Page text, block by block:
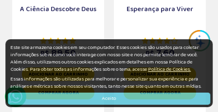
A Ciência Descobre Deus
R$89,50
ADICIONAR AO CARRINHO
COMPRAR AGORA
Esperança para Viver
R$7,60
ADICIONAR AO CARRINHO
COMPRAR AGORA
Este site armazena cookies em seu computador. Esses cookies são usados para coletar
informações sobre como você interage com nosso site e nos permite lembrar de você.
Além disso, utilizamos outros cookies explicados em detalhes em nossa Política de
Cookies. Para obter todas as informações sobre o tema, acessePolítica de Cookies.
Essas informações são utilizadas para melhorar e personalizar sua experiência e para
análises e métricas sobre nossos visitantes, tanto nesse site quanto em outras mídias.
Aceito